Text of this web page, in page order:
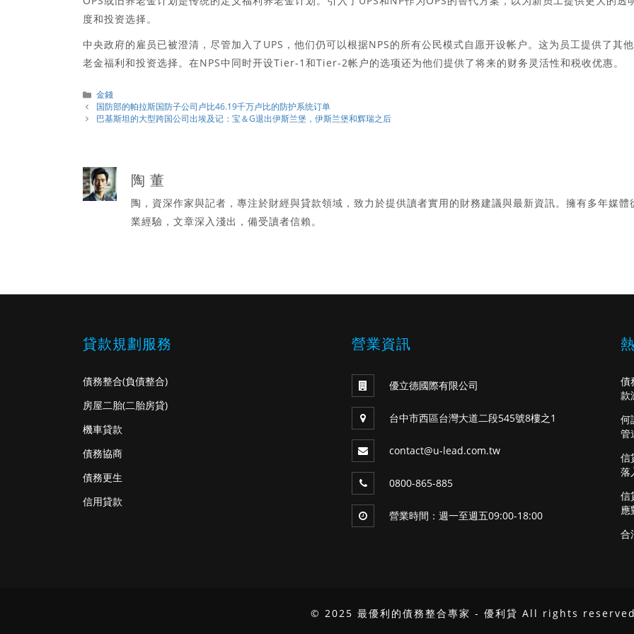
度和投资选择。
中央政府的雇员已被澄清，尽管加入了UPS，他们仍可以根据NPS的所有公民模式自愿开设帐户。这为员工提供了其
老金福利和投资选择。在NPS中同时开设Tier-1和Tier-2帐户的选项还为他们提供了将来的财务灵活性和税收优惠。
分
類
金錢
国防部的帕拉斯国防子公司卢比46.19千万卢比的防护系统订单
巴基斯坦的大型跨国公司出埃及记：宝＆G退出伊斯兰堡，伊斯兰堡和辉瑞之后
陶 董
陶，資深作家與記者，專注於財經與貸款領域，致力於提供讀者實用的財務建議與最新資訊。擁有多年媒體
業經驗，文章深入淺出，備受讀者信賴。
貸款規劃服務
債務整合(負債整合)
房屋二胎(二胎房貸)
機車貸款
債務協商
債務更生
信用貸款
營業資訊
優立德國際有限公司
台中市西區台灣大道二段545號8樓之1
contact@u-lead.com.tw
0800-865-885
營業時間：週一至週五09:00-18:00
債
款
何
管
信
落
信
應
合
© 2025 最優利的債務整合專家 - 優利貸 All rights